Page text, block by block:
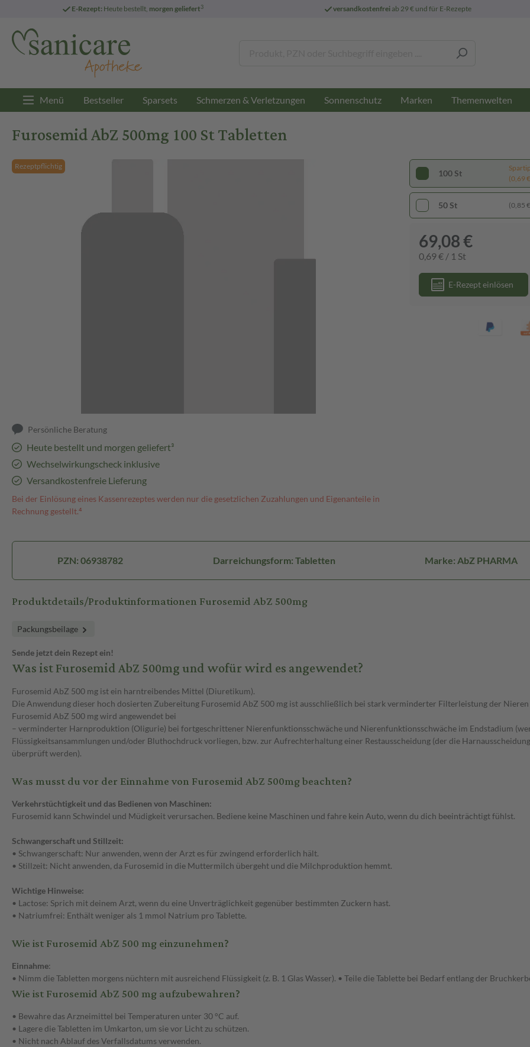
E-Rezept: Heute bestellt, morgen geliefert3 versandkostenfreiab 29 € und für E-Rezepte
Menü Bestseller Sparsets Schmerzen & Verletzungen Sonnenschutz Marken Themenwelten
Furosemid AbZ 500mg 100 St Tabletten
Rezeptpflichtig
Persönliche Beratung
Heute bestellt und morgen geliefert³
Wechselwirkungscheck inklusive
Versandkostenfreie Lieferung
Bei der Einlösung eines Kassenrezeptes werden nur die gesetzlichen Zuzahlungen und Eigenanteile in
Rechnung gestellt.⁴
100 St
(0,69
50 St (0,85
69,08 €
0,69 € / 1 St
E-Rezept einlösen
PZN: 06938782 Darreichungsform: Tabletten Marke: AbZ PHARMA
Produktdetails/Produktinformationen Furosemid AbZ 500mg
Packungsbeilage
Sende jetzt dein Rezept ein!
Was ist Furosemid AbZ 500mg und wofür wird es angewendet?
Furosemid AbZ 500 mg ist ein harntreibendes Mittel (Diuretikum).
Die Anwendung dieser hoch dosierten Zubereitung Furosemid AbZ 500 mg ist ausschließlich bei stark verminderter Filterleistung der
Furosemid AbZ 500 mg wird angewendet bei
– verminderter Harnproduktion (Oligurie) bei fortgeschrittener Nierenfunktionsschwäche und Nierenfunktionsschwäche im Endstadium
Flüssigkeitsansammlungen und/oder Bluthochdruck vorliegen, bzw. zur Aufrechterhaltung einer Restausscheidung (der die
überprüft werden).
Was musst du vor der Einnahme von Furosemid AbZ 500mg beachten?
Verkehrstüchtigkeit und das Bedienen von Maschinen:
Furosemid kann Schwindel und Müdigkeit verursachen. Bediene keine Maschinen und fahre kein Auto, wenn du dich beeinträchtigt fühlst.
Schwangerschaft und Stillzeit:
• Schwangerschaft: Nur anwenden, wenn der Arzt es für zwingend erforderlich hält.
• Stillzeit: Nicht anwenden, da Furosemid in die Muttermilch übergeht und die Milchproduktion hemmt.
Wichtige Hinweise:
• Lactose: Sprich mit deinem Arzt, wenn du eine Unverträglichkeit gegenüber bestimmten Zuckern hast.
• Natriumfrei: Enthält weniger als 1 mmol Natrium pro Tablette.
Wie ist Furosemid AbZ 500 mg einzunehmen?
Einnahme:
• Nimm die Tabletten morgens nüchtern mit ausreichend Flüssigkeit (z. B. 1 Glas Wasser). • Teile die Tablette bei Bedarf entlang der
Wie ist Furosemid AbZ 500 mg aufzubewahren?
• Bewahre das Arzneimittel bei Temperaturen unter 30 °C auf.
• Lagere die Tabletten im Umkarton, um sie vor Licht zu schützen.
• Nicht nach Ablauf des Verfallsdatums verwenden.